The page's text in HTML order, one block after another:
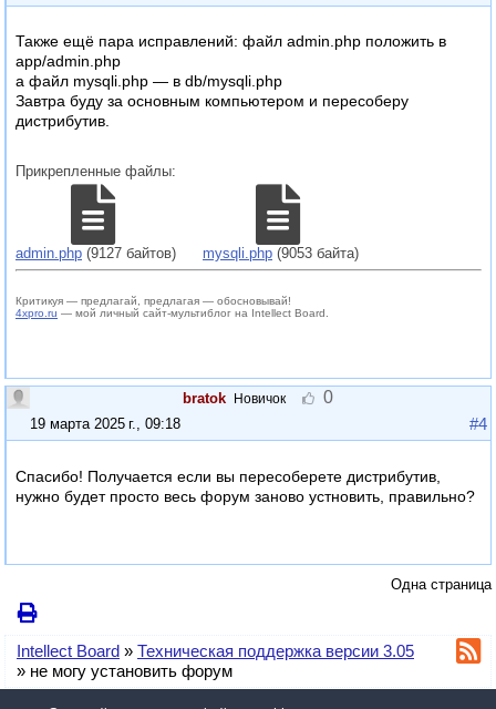
Также ещё пара исправлений: файл admin.php положить в
app/admin.php
а файл mysqli.php — в db/mysqli.php
Завтра буду за основным компьютером и пересоберу
дистрибутив.
Прикрепленные файлы:
admin.php (9127 байтов) mysqli.php (9053 байта)
Критикуя — предлагай, предлагая — обосновывай!
4xpro.ru — мой личный сайт-мультиблог на Intellect Board.
bratok Новичок 0
19 марта 2025 г., 09:18 #4
Спасибо! Получается если вы пересоберете дистрибутив,
нужно будет просто весь форум заново устновить, правильно?
Одна страница
Intellect Board » Техническая поддержка версии 3.05
» не могу установить форум